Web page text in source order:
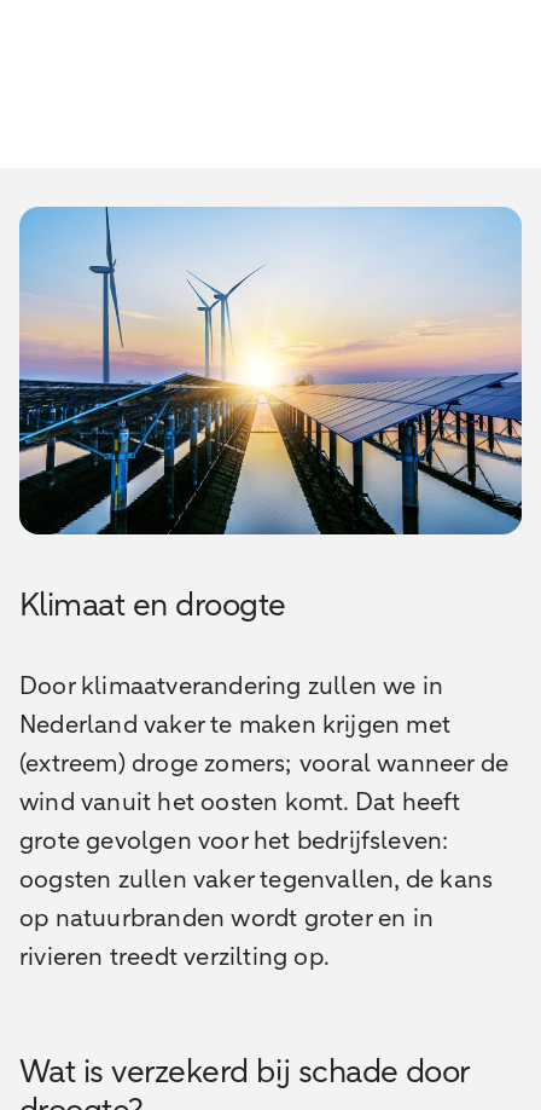
Klimaat en droogte
Door klimaatverandering zullen we in
Nederland vaker te maken krijgen met
(extreem) droge zomers; vooral wanneer de
wind vanuit het oosten komt. Dat heeft
grote gevolgen voor het bedrijfsleven:
oogsten zullen vaker tegenvallen, de kans
op natuurbranden wordt groter en in
rivieren treedt verzilting op.
Wat is verzekerd bij schade door